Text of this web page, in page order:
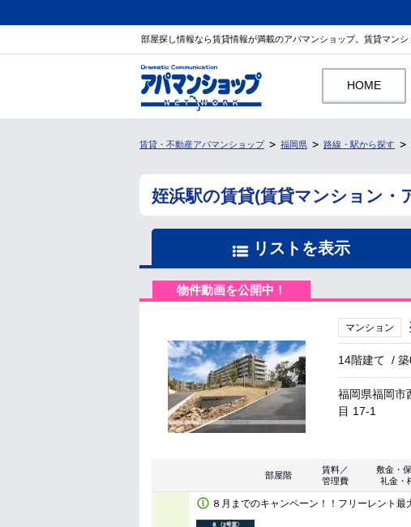
部屋探し情報なら賃貸情報が満載のアパマンショップ。賃貸マンシ
HOME
賃貸・不動産アパマンショップ 福岡県 路線・駅から探す
姪浜駅の賃貸(賃貸マンション・
リストを表示
物件動画を公開中！
マンション
14階建て /
福岡県福岡市
目 17-1
部屋階
賃料／
管理費
敷金・
礼金・
８月までのキャンペーン！！フリーレント最